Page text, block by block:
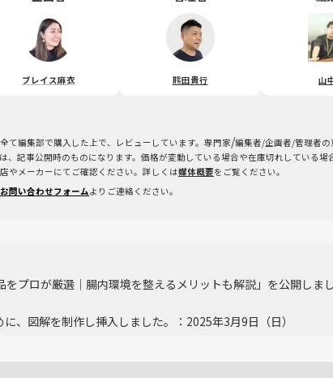
ブレイス麻衣 熊田貴行 山
て編集部で購入した上で、レビューしています。専門家/編集者/企画者/管理者の
、記事公開時のものになります。価格が変動している場合や在庫切れしている場
やメーカーにてご確認ください。詳しくは媒体概要をご覧ください。
お問い合わせフォームよりご連絡ください。
をプロが厳選｜腸内環境を整えるメリットも解説」を公開しま
、図解を制作し挿入しました。：2025年3月9日（日）